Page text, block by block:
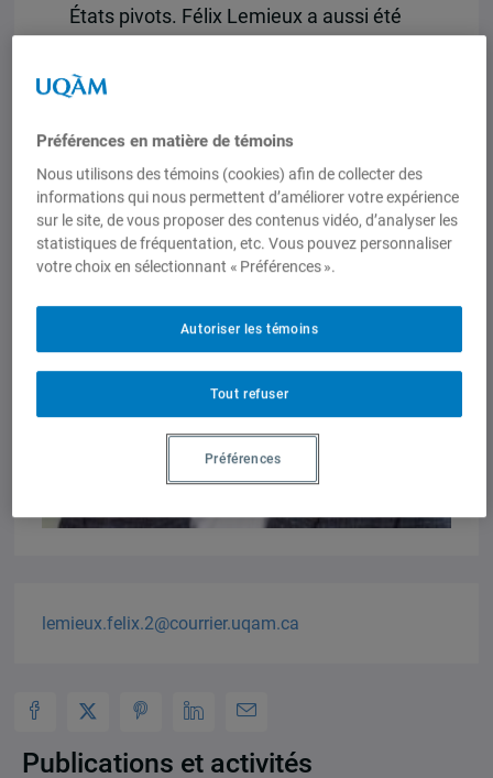
États pivots. Félix Lemieux a aussi été
États-Unis lors de l’année 2021-2022.
lemieux.felix.2@courrier.uqam.ca
Publications et activités
Préférences en matière de témoins
Nous utilisons des témoins (cookies) afin de collecter des
informations qui nous permettent d’améliorer votre expérience
sur le site, de vous proposer des contenus vidéo, d’analyser les
statistiques de fréquentation, etc. Vous pouvez personnaliser
votre choix en sélectionnant « Préférences ».
Tout refuser
Autoriser les témoins
Préférences